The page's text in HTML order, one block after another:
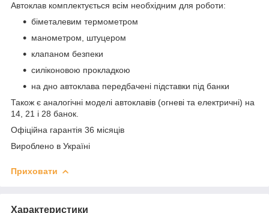
Автоклав комплектується всім необхідним для роботи:
біметалевим термометром
манометром, штуцером
клапаном безпеки
силіконовою прокладкою
на дно автоклава передбачені підставки під банки
Також є аналогічні моделі автоклавів (огневі та електричні) на
14, 21 і 28 банок.
Офіційна гарантія 36 місяців
Вироблено в Україні
Приховати
Характеристики